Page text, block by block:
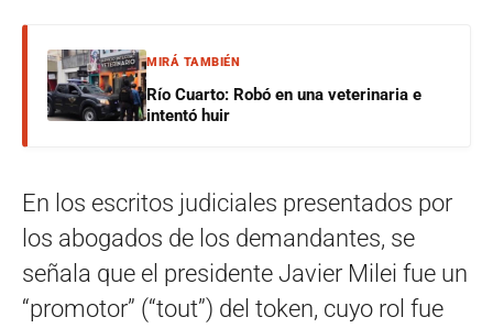
MIRÁ TAMBIÉN
Río Cuarto: Robó en una veterinaria e
intentó huir
En los escritos judiciales presentados por
los abogados de los demandantes, se
señala que el presidente Javier Milei fue un
“promotor” (“tout”) del token, cuyo rol fue